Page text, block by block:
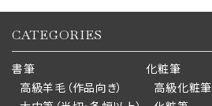
CATEGORIES
書筆
高級羊毛（作品向き）
化粧筆
高級化粧筆